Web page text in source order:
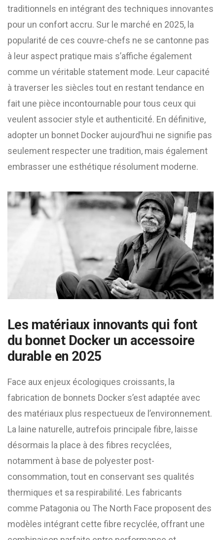
traditionnels en intégrant des techniques innovantes
pour un confort accru. Sur le marché en 2025, la
popularité de ces couvre-chefs ne se cantonne pas
à leur aspect pratique mais s’affiche également
comme un véritable statement mode. Leur capacité
à traverser les siècles tout en restant tendance en
fait une pièce incontournable pour tous ceux qui
veulent associer style et authenticité. En définitive,
adopter un bonnet Docker aujourd’hui ne signifie pas
seulement respecter une tradition, mais également
embrasser une esthétique résolument moderne.
Les matériaux innovants qui font
du bonnet Docker un accessoire
durable en 2025
Face aux enjeux écologiques croissants, la
fabrication de bonnets Docker s’est adaptée avec
des matériaux plus respectueux de l’environnement.
La laine naturelle, autrefois principale fibre, laisse
désormais la place à des fibres recyclées,
notamment à base de polyester post-
consommation, tout en conservant ses qualités
thermiques et sa respirabilité. Les fabricants
comme Patagonia ou The North Face proposent des
modèles intégrant cette fibre recyclée, offrant une